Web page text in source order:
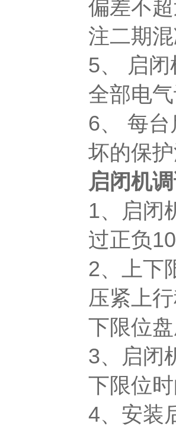
偏差不
注二期
5、 启
全部电
6、 每
坏的保
启闭机
1、启闭
过正负
2、上下
压紧上
下限位
3、启闭
下限位
4、安装